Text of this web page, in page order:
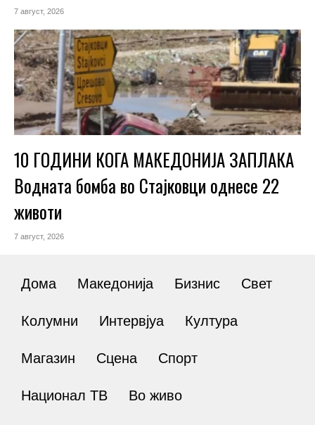
7 август, 2026
10 ГОДИНИ КОГА МАКЕДОНИЈА ЗАПЛАКА
Водната бомба во Стајковци однесе 22
животи
7 август, 2026
Дома Македонија Бизнис Свет
Колумни Интервјуа Култура
Магазин Сцена Спорт
Национал ТВ Во живо